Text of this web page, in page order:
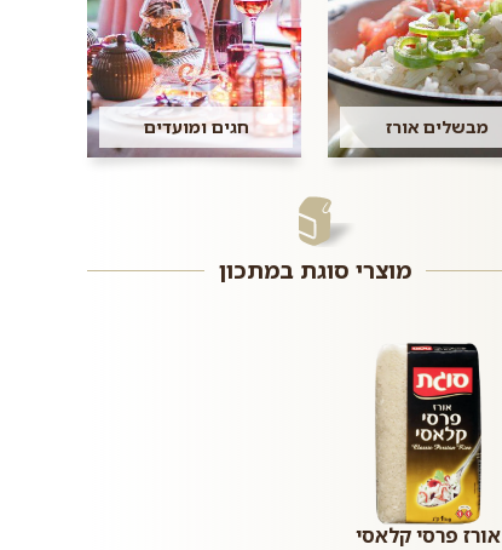
מבשלים אורז חגים ומועדים
מוצרי סוגת במתכון
אורז פרסי קלאסי